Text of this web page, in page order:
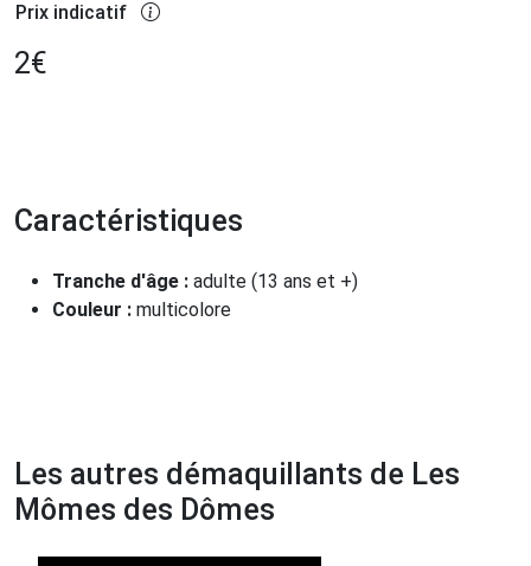
Prix indicatif
2€
Caractéristiques
Tranche d'âge : adulte (13 ans et +)
Couleur : multicolore
Les autres démaquillants de Les
Mômes des Dômes